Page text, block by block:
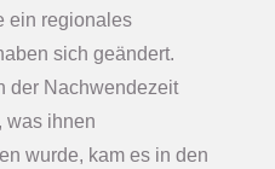
ein regionales
sich geändert.
der Nachwendezeit
was ihnen
wurde, kam es in den